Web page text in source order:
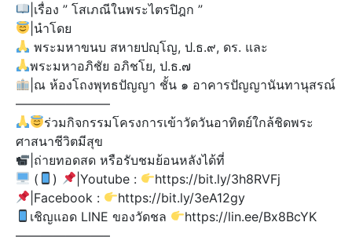
|เรื่อง ” โสเภณีในพระไตรปิฎก ”
|นำโดย
พระมหาขนบ สหายปญฺโญ, ป.ธ.๙, ดร. และ
พระมหาอภิชัย อภิชโย, ป.ธ.๗
|ณ ห้องโถงพุทธปัญญา ชั้น ๑ อาคารปัญญานันทานุสรณ์
———————–
ร่วมกิจกรรมโครงการเข้าวัดวันอาทิตย์ใกล้ชิดพระ
ศาสนาชีวิตมีสุข
|ถ่ายทอดสด หรือรับชมย้อนหลังได้ที่
(
)​ |Youtube :
https://bit.ly/3h8RVFj
|Facebook :
https://bit.ly/3eA12gy
เชิญแอด LINE ของวัดชล
https://lin.ee/Bx8BcYK
———————–